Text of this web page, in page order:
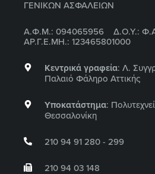
ΓΕΝΙΚΩΝ ΑΣΦΑΛΕΙΩΝ
Α.Φ.Μ.: 094065956 Δ.Ο.Υ.:
ΑΡ.Γ.Ε.ΜΗ.: 123465801000
Κεντρικά γραφεία: Λ.
Παλαιό Φάληρο Αττικής
Υποκατάστημα:
Θεσσαλονίκη
210 94 91 280 - 299
210 94 03 148